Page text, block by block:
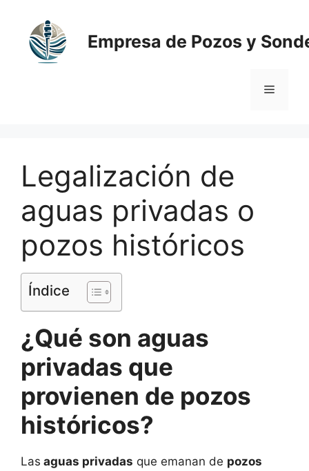
contenido
Empresa de Pozos y
Menú
Legalización de
aguas privadas o
pozos históricos
Índice
¿Qué son aguas
privadas que
provienen de pozos
históricos?
Las aguas privadas que emanan de pozos